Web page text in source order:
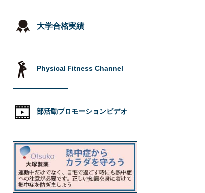
大学合格実績
Physical Fitness Channel
部活動プロモーションビデオ